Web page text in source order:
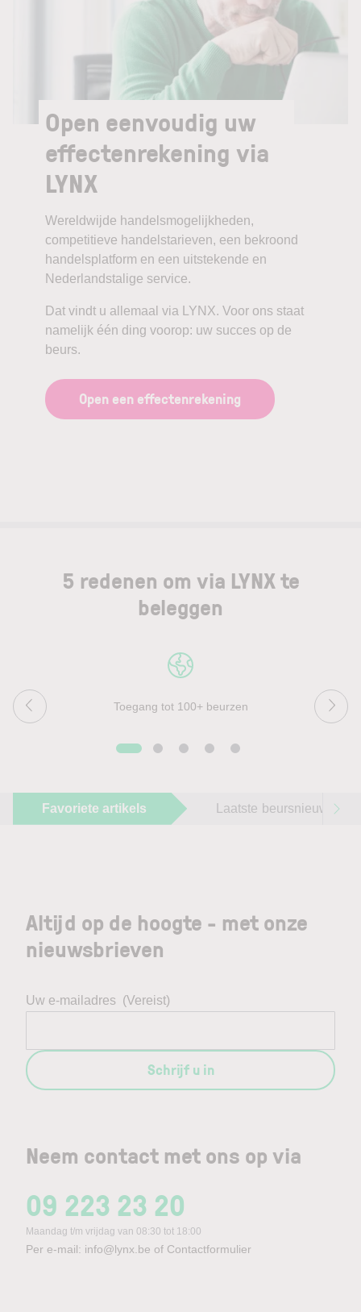
Open eenvoudig uw
effectenrekening via
LYNX
Wereldwijde handelsmogelijkheden,
competitieve handelstarieven, een bekroond
handelsplatform en een uitstekende en
Nederlandstalige service.
Dat vindt u allemaal via LYNX. Voor ons staat
namelijk één ding voorop: uw succes op de
beurs.
Open een effectenrekening
5 redenen om via LYNX te
beleggen
Toegang tot 100+ beurzen
Favoriete artikels Laatste beursnieuws
Neem contact met ons op via
09 223 23 20
Maandag t/m vrijdag van 08:30 tot 18:00
Per e-mail: info@lynx.be of Contactformulier
Altijd op de hoogte - met onze
nieuwsbrieven
Uw e-mailadres (Vereist)
Schrijf u in